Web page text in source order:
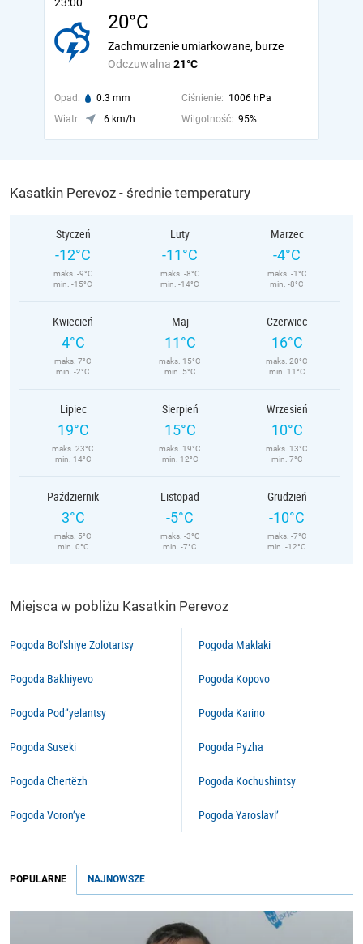
20°C
Odczuwalna 21°C
Zachmurzenie umiarkowane, burze
Opad: 0.3 mm Ciśnienie: 1006 hPa
Wiatr:
6 km/h Wilgotność: 95%
Kasatkin Perevoz - średnie temperatury
Styczeń
-12°C
maks. -9°C
min. -15°C
Luty
-11°C
maks. -8°C
min. -14°C
Marzec
-4°C
maks. -1°C
min. -8°C
Kwiecień
4°C
maks. 7°C
min. -2°C
Maj
11°C
maks. 15°C
min. 5°C
Czerwiec
16°C
maks. 20°C
min. 11°C
Lipiec
19°C
maks. 23°C
min. 14°C
Sierpień
15°C
maks. 19°C
min. 12°C
Wrzesień
10°C
maks. 13°C
min. 7°C
Październik
3°C
maks. 5°C
min. 0°C
Listopad
-5°C
maks. -3°C
min. -7°C
Grudzień
-10°C
maks. -7°C
min. -12°C
Miejsca w pobliżu Kasatkin Perevoz
Pogoda Bol’shiye Zolotartsy
Pogoda Bakhiyevo
Pogoda Pod”yelantsy
Pogoda Suseki
Pogoda Chertëzh
Pogoda Voron’ye
Pogoda Maklaki
Pogoda Kopovo
Pogoda Karino
Pogoda Pyzha
Pogoda Kochushintsy
Pogoda Yaroslavl’
POPULARNE NAJNOWSZE